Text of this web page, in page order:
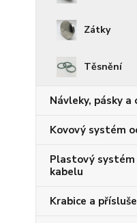
Zátky
Těsnění
Návleky, pásky
Kovový systém
Plastový systém
kabelu
Krabice a